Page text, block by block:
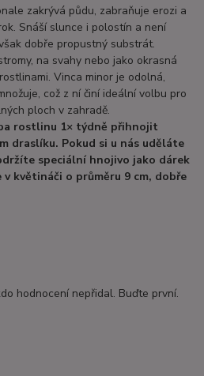
zakrývá půdu, zabraňuje erozi a
Snáší slunce i polostín a není
dobře propustný substrát.
na svahy nebo jako okrasná
Vinca minor je odolná,
což z ní činí ideální volbu pro
ploch v zahradě.
rostlinu 1× týdně přihnojit
draslíku. Pokud si u nás uděláte
speciální hnojivo jako dárek
květináči o průměru 9 cm, dobře
hodnocení nepřidal. Buďte první.